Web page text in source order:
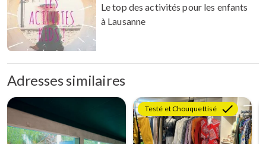
Le top des activités pour les enfants
à Lausanne
Adresses similaires
Testé et Chouquettisé